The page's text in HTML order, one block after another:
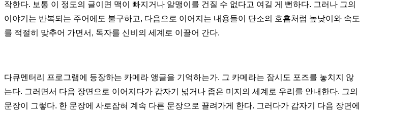
작한다. 보통 이 정도의 글이면 맥이 빠지거나 알맹이를 건질 수 없다고 여길 게 뻔하다. 그러나 그의
이야기는 반복되는 주어에도 불구하고, 다음으로 이어지는 내용들이 단소의 호흡처럼 높낮이와 속도
를 적절히 맞추어 가면서, 독자를 신비의 세계로 이끌어 간다.
다큐멘터리 프로그램에 등장하는 카메라 앵글을 기억하는가. 그 카메라는 잠시도 포즈를 놓치지 않
는다. 그러면서 다음 장면으로 이어지다가 갑자기 넓거나 좁은 미지의 세계로 우리를 안내한다. 그의
문장이 그렇다. 한 문장에 사로잡혀 계속 다른 문장으로 끌려가게 한다. 그러다가 갑자기 다음 장면에